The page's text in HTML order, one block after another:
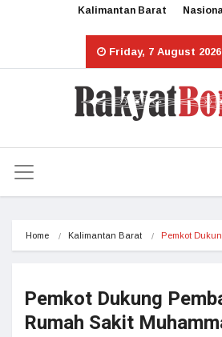
Kalimantan Barat
Friday, 7 August
Home Kalimantan Barat Pemkot
Pemkot Dukung
Rumah Sakit